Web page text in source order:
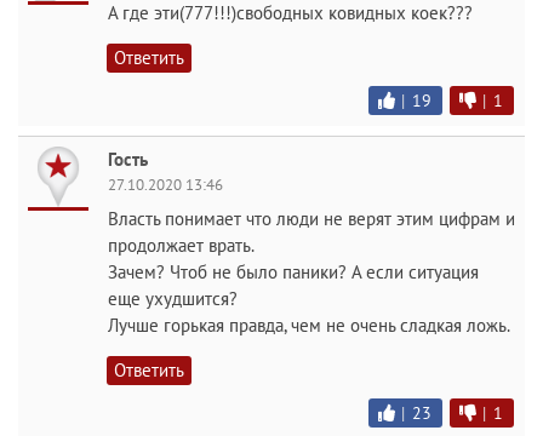
А где эти(777!!!)свободных ковидных коек???
Ответить
| 19 | 1
Гость
27.10.2020 13:46
Власть понимает что люди не верят этим цифрам и
продолжает врать.
Зачем? Чтоб не было паники? А если ситуация
еще ухудшится?
Лучше горькая правда, чем не очень сладкая ложь.
Ответить
| 23 | 1